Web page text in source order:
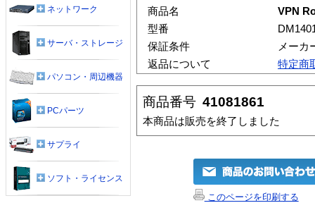
商品名
VPN
型番
保証条件
メーカ
返品について
特定商
商品番号 41081861
本商品は販売を終了しました
このページを印刷する
ネットワーク
サーバ・ストレージ
パソコン・周辺機器
PCパーツ
サプライ
ソフト・ライセンス